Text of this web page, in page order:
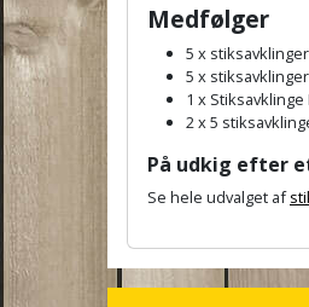
Medfølger
5 x stiksavklinger
5 x stiksavklinger
1 x Stiksavklinge
2 x 5
På udkig efter
Se hele udvalget af
c